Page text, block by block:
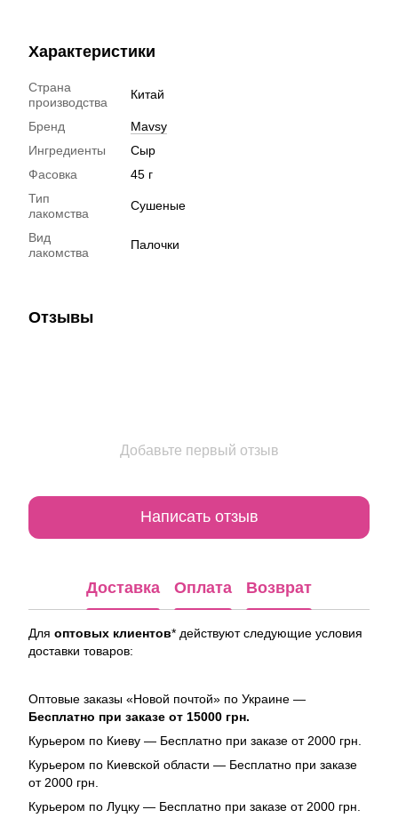
Характеристики
Страна
производства
Китай
Бренд
Mavsy
Ингредиенты
Сыр
Фасовка
45 г
Тип
лакомства
Сушеные
Вид
лакомства
Палочки
Отзывы
Добавьте первый отзыв
Написать отзыв
Доставка Оплата Возврат
Для оптовых клиентов* действуют следующие условия
доставки товаров:
Оптовые заказы «Новой почтой» по Украине —
Бесплатно при заказе от 15000 грн.
Курьером по Киеву — Бесплатно при заказе от 2000 грн.
Курьером по Киевской области — Бесплатно при заказе
от 2000 грн.
Курьером по Луцку — Бесплатно при заказе от 2000 грн.